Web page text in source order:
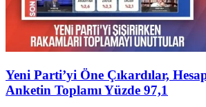
Yeni Parti’yi Öne Çıkardılar,
Anketin Toplamı Yüzde 97,1